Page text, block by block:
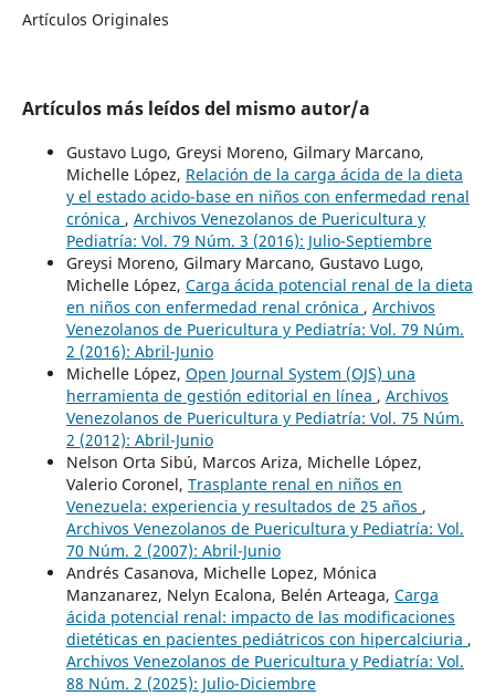
Artículos Originales
Artículos más leídos del mismo autor/a
Gustavo Lugo, Greysi Moreno, Gilmary Marcano,
Michelle López, Relación de la carga ácida de la dieta
y el estado acido-base en niños con enfermedad renal
crónica , Archivos Venezolanos de Puericultura y
Pediatría: Vol. 79 Núm. 3 (2016): Julio-Septiembre
Greysi Moreno, Gilmary Marcano, Gustavo Lugo,
Michelle López, Carga ácida potencial renal de la dieta
en niños con enfermedad renal crónica , Archivos
Venezolanos de Puericultura y Pediatría: Vol. 79 Núm.
2 (2016): Abril-Junio
Michelle López, Open Journal System (OJS) una
herramienta de gestión editorial en línea , Archivos
Venezolanos de Puericultura y Pediatría: Vol. 75 Núm.
2 (2012): Abril-Junio
Nelson Orta Sibú, Marcos Ariza, Michelle López,
Valerio Coronel, Trasplante renal en niños en
Venezuela: experiencia y resultados de 25 años ,
Archivos Venezolanos de Puericultura y Pediatría: Vol.
70 Núm. 2 (2007): Abril-Junio
Andrés Casanova, Michelle Lopez, Mónica
Manzanarez, Nelyn Ecalona, Belén Arteaga, Carga
ácida potencial renal: impacto de las modificaciones
dietéticas en pacientes pediátricos con hipercalciuria ,
Archivos Venezolanos de Puericultura y Pediatría: Vol.
88 Núm. 2 (2025): Julio-Diciembre